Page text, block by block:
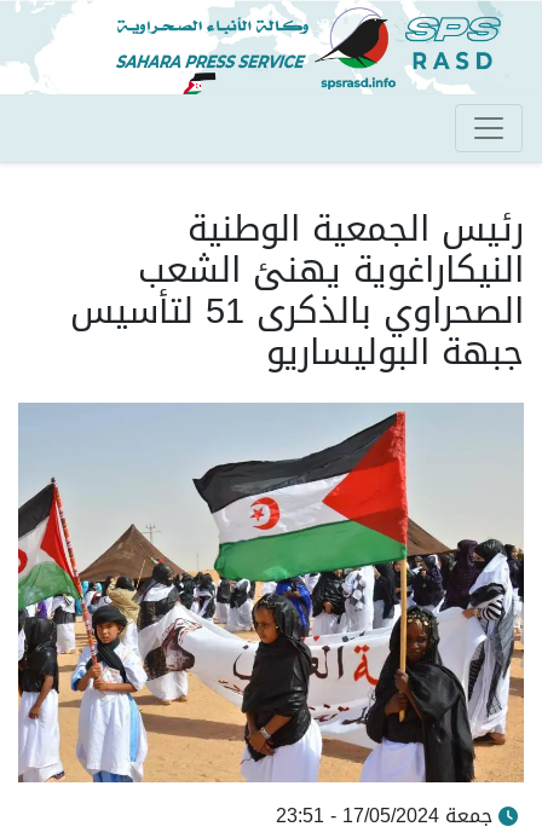
تجاوز
إلى
المحتوى
الرئيسي
رئيس الجمعية الوطنية
النيكاراغوية يهنئ الشعب
الصحراوي بالذكرى 51 لتأسيس
جبهة البوليساريو
جمعة 17/05/2024 - 23:51